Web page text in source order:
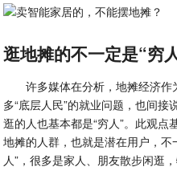
逛地摊的不一定是“穷
许多媒体在分析，地摊经济作
多“底层人民”的就业问题，也间接
逛的人也基本都是“穷人”。此观
地摊的人群，也就是潜在用户，
人”，很多是家人、朋友散步闲逛